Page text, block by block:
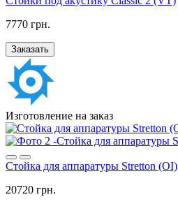
7770 грн.
Заказать
Изготовление на заказ
Стойка для аппаратуры Stretton (OI)
20720 грн.